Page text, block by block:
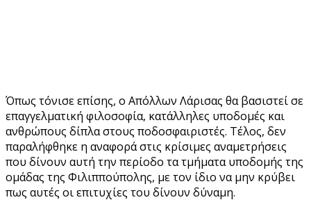
Όπως τόνισε επίσης, ο Απόλλων Λάρισας θα βασιστεί σε
επαγγελματική φιλοσοφία, κατάλληλες υποδομές και
ανθρώπους δίπλα στους ποδοσφαιριστές. Τέλος, δεν
παραλήφθηκε η αναφορά στις κρίσιμες αναμετρήσεις
που δίνουν αυτή την περίοδο τα τμήματα υποδομής της
ομάδας της Φιλιππούπολης, με τον ίδιο να μην κρύβει
πως αυτές οι επιτυχίες του δίνουν δύναμη.